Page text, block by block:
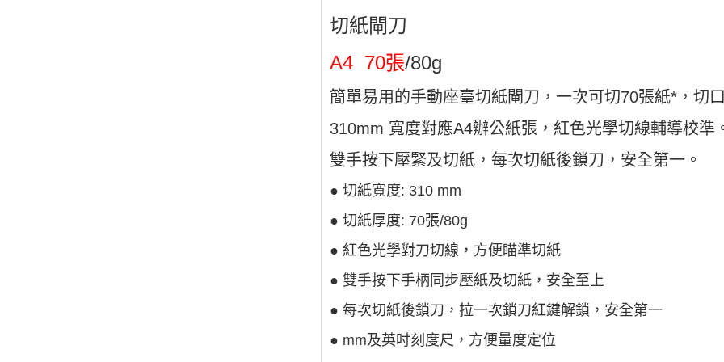
切紙閘刀
A4 70張/80g
簡單易用的手動座臺切紙閘刀，一次可切70張紙*，切
310mm 寬度對應A4辦公紙張，紅色光學切線輔導校準
雙手按下壓緊及切紙，每次切紙後鎖刀，安全第一。
● 切紙寬度: 310 mm
● 切紙厚度: 70張/80g
● 紅色光學對刀切線，方便瞄準切紙
● 雙手按下手柄同步壓紙及切紙 ，安全至上
● 每次切紙後鎖刀，拉一次鎖刀紅鍵解鎖，安全第一
● mm及英吋刻度尺，方便量度定位